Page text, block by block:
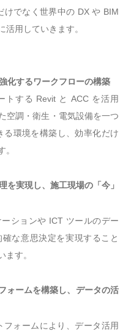
けでなく世界中の DX や BIM
用していきます。
化するワークフローの構築
トする Revit と ACC を活用
空調・衛生・電気設備を一つ
環境を構築し、効率化だけ
を実現し、施工現場の「今」
ションや ICT ツールのデー
な意思決定を実現すること
ます。
ォームを構築し、データの活
ォームにより、データ活用